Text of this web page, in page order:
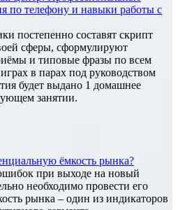
по телефону и навыки работы с
постепенно составят скрипт
сферы, сформулируют
и типовые фразы по всем
в парах под руководством
будет выдано 1 домашнее
занятии.
ёмкость рынка?
при выходе на новый
необходимо провести его
рынка – один из индикаторов